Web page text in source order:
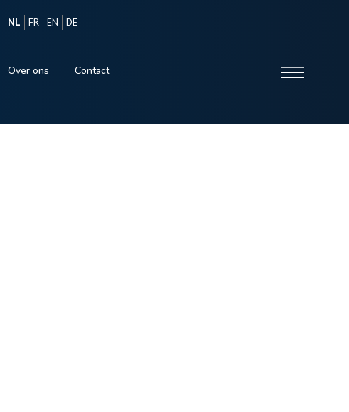
NL FR EN DE
Over ons Contact